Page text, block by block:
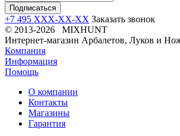
+7 495 XXX-XX-XX Заказать звонок
© 2013-2026 MIXHUNT
Интернет-магазин Арбалетов, Луков и
Компания
Информация
Помощь
О компании
Контакты
Магазины
Гарантия